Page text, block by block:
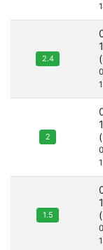
2.4
2
1.5